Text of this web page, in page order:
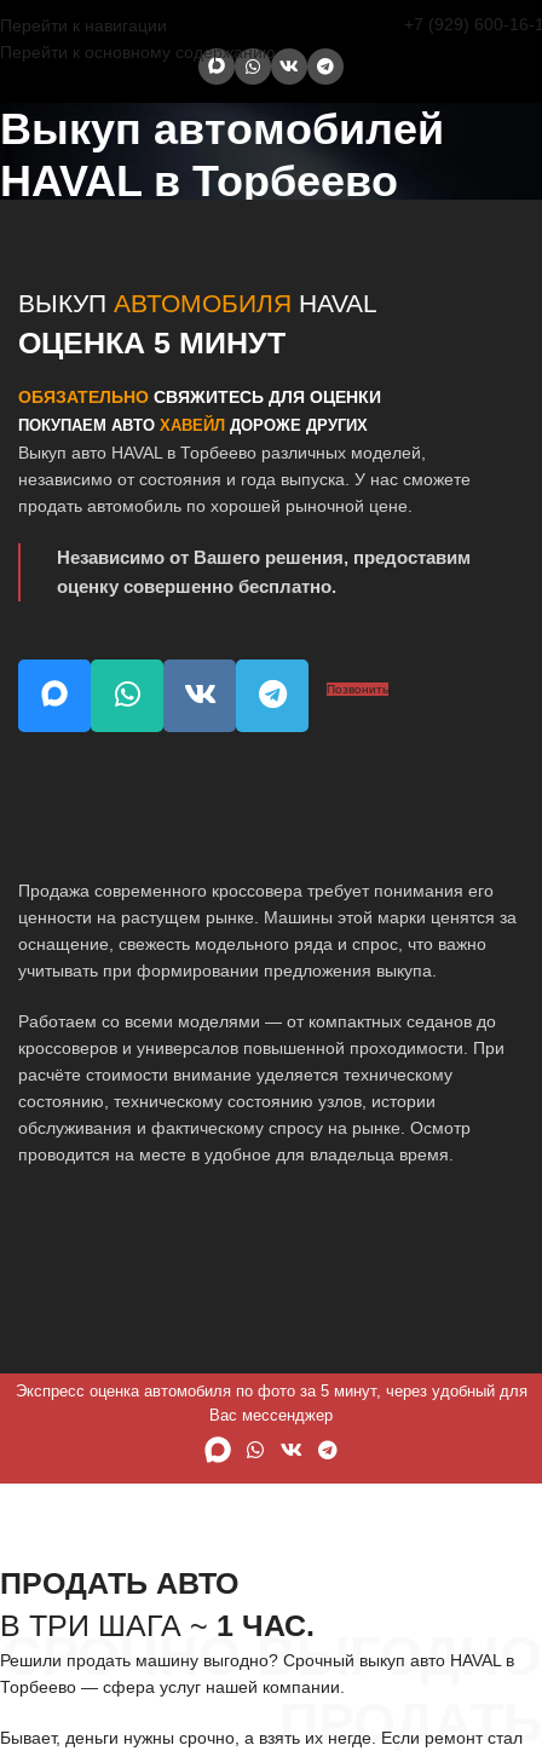
Перейти к навигации
Перейти к основному содержанию
+7 (929) 600-16-
Выкуп автомобилей
HAVAL в Торбеево
ВЫКУП АВТОМОБИЛЯ HAVAL
ОЦЕНКА 5 МИНУТ
ОБЯЗАТЕЛЬНО СВЯЖИТЕСЬ ДЛЯ ОЦЕНКИ
ПОКУПАЕМ АВТО ХАВЕЙЛ ДОРОЖЕ ДРУГИХ
Выкуп авто HAVAL в Торбеево различных моделей,
независимо от состояния и года выпуска. У нас сможете
продать автомобиль по хорошей рыночной цене.
Независимо от Вашего решения, предоставим
оценку совершенно бесплатно.
Позвонить
Продажа современного кроссовера требует понимания его
ценности на растущем рынке. Машины этой марки ценятся за
оснащение, свежесть модельного ряда и спрос, что важно
учитывать при формировании предложения выкупа.
Работаем со всеми моделями — от компактных седанов до
кроссоверов и универсалов повышенной проходимости. При
расчёте стоимости внимание уделяется техническому
состоянию, техническому состоянию узлов, истории
обслуживания и фактическому спросу на рынке. Осмотр
проводится на месте в удобное для владельца время.
Экспресс оценка автомобиля по фото за 5 минут, через удобный для
Вас мессенджер
СРОЧНО ВЫГОДНО
ПРОДАТЬ
ПРОДАТЬ АВТО
В ТРИ ШАГА ~ 1 ЧАС.
Решили продать машину выгодно? Срочный выкуп авто HAVAL в
Торбеево — сфера услуг нашей компании.
Бывает, деньги нужны срочно, а взять их негде. Если ремонт стал